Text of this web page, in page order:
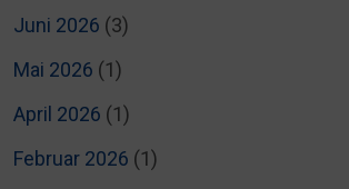
Juni 2026 (3)
Mai 2026 (1)
April 2026 (1)
Februar 2026 (1)